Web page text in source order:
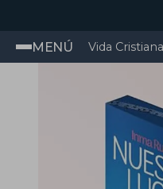
MENÚ Vida Cristiana